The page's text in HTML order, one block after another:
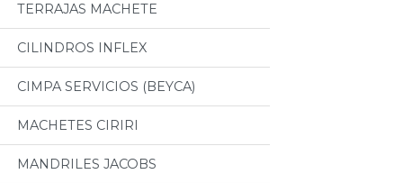
TERRAJAS MACHETE
CILINDROS INFLEX
CIMPA SERVICIOS (BEYCA)
MACHETES CIRIRI
MANDRILES JACOBS